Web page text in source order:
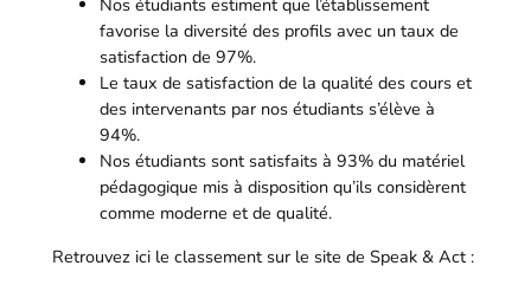
Nos étudiants estiment que l’établissement
favorise la diversité des profils avec un taux de
satisfaction de 97%.
Le taux de satisfaction de la qualité des cours et
des intervenants par nos étudiants s’élève à
94%.
Nos étudiants sont satisfaits à 93% du matériel
pédagogique mis à disposition qu’ils considèrent
comme moderne et de qualité.
Retrouvez ici le classement sur le site de Speak & Act :